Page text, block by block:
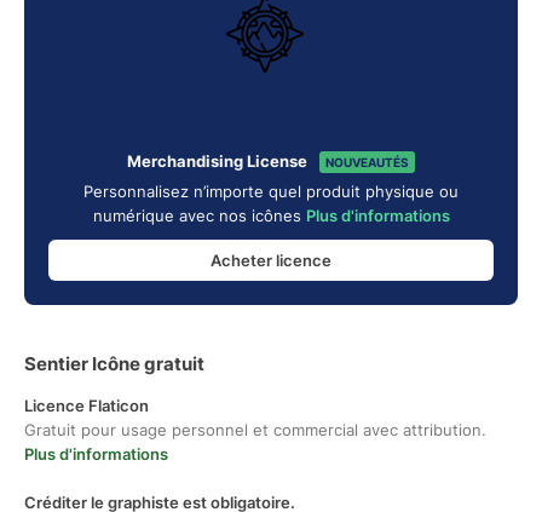
Merchandising License NOUVEAUTÉS
Personnalisez n’importe quel produit physique ou
numérique avec nos icônes Plus d'informations
Acheter licence
Sentier Icône gratuit
Licence Flaticon
Gratuit pour usage personnel et commercial avec attribution.
Plus d'informations
Créditer le graphiste est obligatoire.